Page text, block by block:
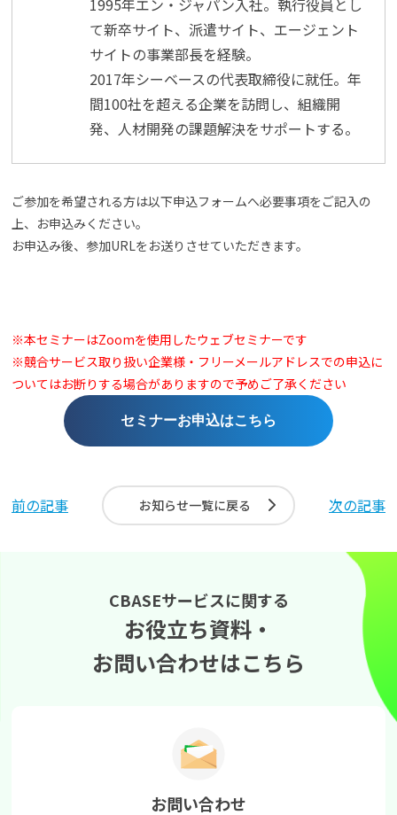
1995年エン・ジャパン入社。執行役員とし
て新卒サイト、派遣サイト、エージェント
サイトの事業部長を経験。
2017年シーベースの代表取締役に就任。年
間100社を超える企業を訪問し、組織開
発、人材開発の課題解決をサポートする。
ご参加を希望される方は以下申込フォームへ必要事項をご記入の
上、お申込みください。
お申込み後、参加URLをお送りさせていただきます。
※本セミナーはZoomを使用したウェブセミナーです
※競合サービス取り扱い企業様・フリーメールアドレスでの申込に
ついてはお断りする場合がありますので予めご了承ください
セミナーお申込はこちら
前の記事 お知らせ一覧に戻る 次の記事
CBASEサービスに関する
お役立ち資料・
お問い合わせはこちら
お問い合わせ